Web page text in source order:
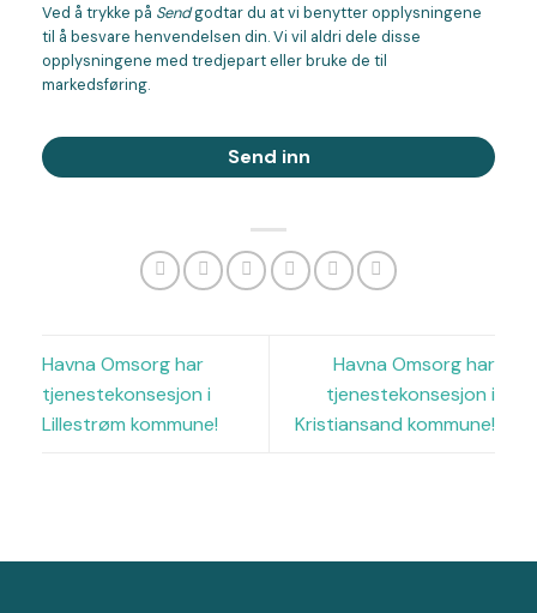
Ved å trykke på Sendgodtar du at vi benytter opplysningene
til å besvare henvendelsen din. Vi vil aldri dele disse
opplysningene med tredjepart eller bruke de til
markedsføring.
Havna Omsorg har
tjenestekonsesjon i
Lillestrøm kommune!
Havna Omsorg har
tjenestekonsesjon i
Kristiansand kommune!